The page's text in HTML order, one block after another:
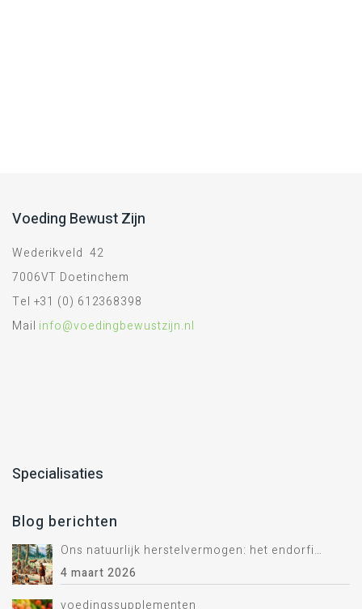
Voeding Bewust Zijn
Wederikveld 42
7006VT Doetinchem
Tel +31 (0) 612368398
Mail info@voedingbewustzijn.nl
Specialisaties
Blog berichten
Ons natuurlijk herstelvermogen: het endorfine systeem.
4 maart 2026
voedingssupplementen